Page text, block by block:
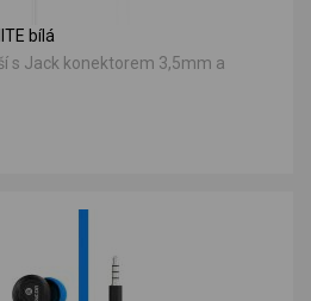
bílá
s Jack konektorem 3,5mm a